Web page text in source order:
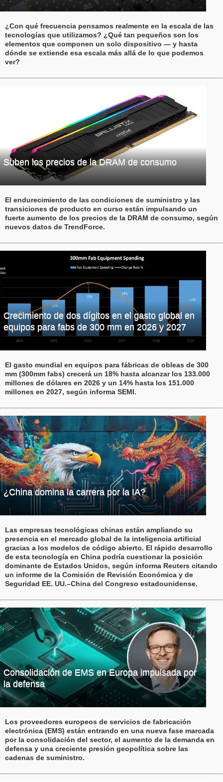
¿Con qué frecuencia pensamos realmente en la escala de las
tecnologías que utilizamos? ¿Qué tan pequeños son los
elementos que componen un solo dispositivo — y hasta
dónde se extiende esa escala más allá de lo que podemos
ver?
Suben los precios de la DRAM de consumo
El endurecimiento de las condiciones de suministro y las
transiciones de producto en curso están impulsando un
fuerte aumento de los precios de la DRAM de consumo, según
nuevos datos de TrendForce.
Crecimiento de dos dígitos en el gasto global en
equipos para fabs de 300 mm en 2026 y 2027
El gasto mundial en equipos para fábricas de obleas de 300
mm (300mm fabs) crecerá un 18% hasta alcanzar los 133.000
millones de dólares en 2026 y un 14% hasta los 151.000
millones en 2027, según informa SEMI.
¿China domina la carrera por la IA?
Las empresas tecnológicas chinas están ampliando su
presencia en el mercado global de la inteligencia artificial
gracias a los modelos de código abierto. El rápido desarrollo
de esta tecnología en China podría cuestionar la posición
dominante de Estados Unidos, según informa Reuters citando
un informe de la Comisión de Revisión Económica y de
Seguridad EE. UU.–China del Congreso estadounidense.
Consolidación de EMS en Europa impulsada por
la defensa
Los proveedores europeos de servicios de fabricación
electrónica (EMS) están entrando en una nueva fase marcada
por la consolidación del sector, el aumento de la demanda en
defensa y una creciente presión geopolítica sobre las
cadenas de suministro.